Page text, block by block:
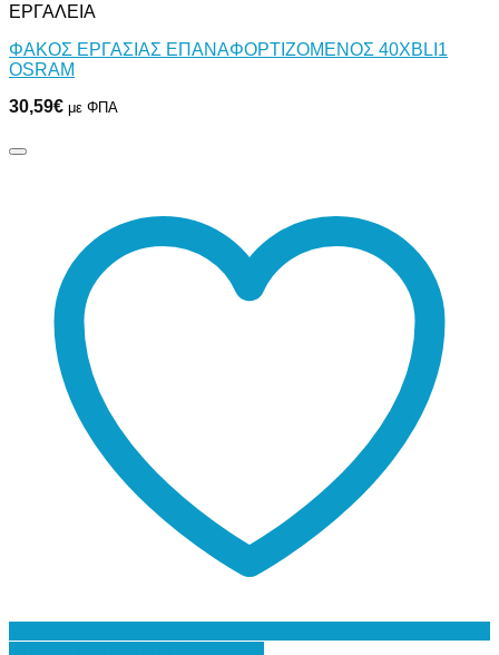
ΕΡΓΑΛΕΙΑ
ΦΑΚΟΣ ΕΡΓΑΣΙΑΣ ΕΠΑΝΑΦΟΡΤΙΖΟΜΕΝΟΣ 40ΧBLI1
OSRAM
30,59€ με ΦΠΑ